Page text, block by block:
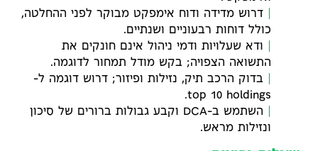
דרוש מדידה ודוח אימפקט מבוקר לפני ההחלטה,
כולל דוחות רבעוניים ושנתיים.
ודא שעלויות ודמי ניהול אינם חונקים את
התשואה הצפויה; בקש מודל תמחור לדוגמה.
בדוק הרכב תיק, נזילות ופיזור; דרוש דוגמה ל-
top 10 holdings.
השתמש ב-DCA וקבע גבולות ברורים של סיכון
ונזילות מראש.